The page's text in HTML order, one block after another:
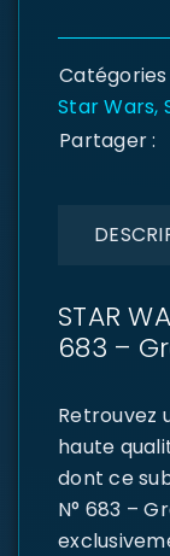
Catégories
Star Wars,
Partager :
STAR
683 –
Retrouvez
haute
dont ce
N° 683 –